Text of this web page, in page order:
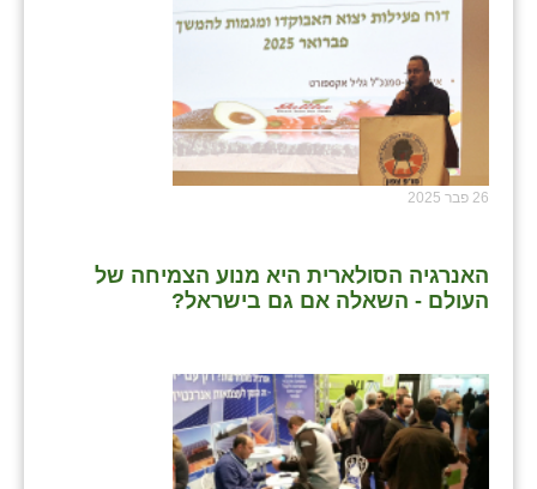
26 פבר 2025
האנרגיה הסולארית היא מנוע הצמיחה של
העולם - השאלה אם גם בישראל?